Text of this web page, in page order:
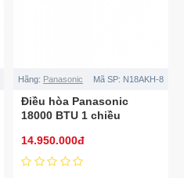
Hãng: Panasonic Mã SP: N18AKH-8
Điều hòa Panasonic
18000 BTU 1 chiều
14.950.000đ